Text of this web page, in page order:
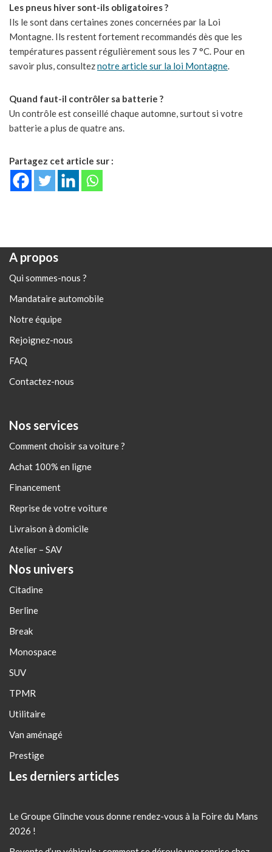
Les pneus hiver sont-ils obligatoires ?
Ils le sont dans certaines zones concernées par la Loi
Montagne. Ils restent fortement recommandés dès que les
températures passent régulièrement sous les 7 °C. Pour en
savoir plus, consulteznotre article sur la loi Montagne.
Quand faut-il contrôler sa batterie ?
Un contrôle est conseillé chaque automne, surtout si votre
batterie a plus de quatre ans.
Partagez cet article sur :
A propos
Qui sommes-nous ?
Mandataire automobile
Notre équipe
Rejoignez-nous
FAQ
Contactez-nous
Nos services
Comment choisir sa voiture ?
Achat 100% en ligne
Financement
Reprise de votre voiture
Livraison à domicile
Atelier – SAV
Nos univers
Citadine
Berline
Break
Monospace
SUV
TPMR
Utilitaire
Van aménagé
Prestige
Les derniers articles
Le Groupe Glinche vous donne rendez-vous à la Foire du Mans
2026 !